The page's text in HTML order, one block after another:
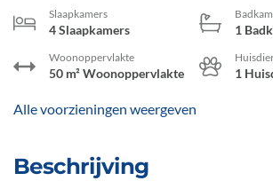
Slaapkamers
4 Slaapkamers 1
Woonoppervlakte
50 m² Woonoppervlakte 1
Alle voorzieningen weergeven
Beschrijving